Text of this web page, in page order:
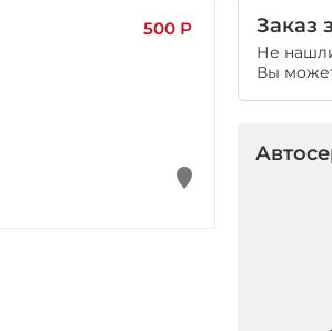
500 Р Заказ
Не
Вы